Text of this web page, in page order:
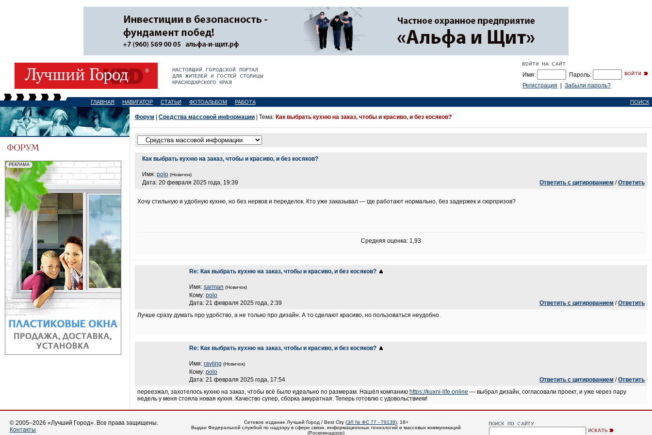
Имя:
Пароль:
Регистрация
Забыли пароль?
ГЛАВНАЯ НАВИГАТОР СТАТЬИ ФОТОАЛЬБОМ РАБОТА ПОИСК
Форум Средства массовой информации | Тема: Как выбрать кухню на заказ, чтобы и красиво, и без косяков?
Как выбрать кухню на заказ, чтобы и красиво, и без косяков?
Имя: polo (Новичок)
Дата: 20 февраля 2025 года, 19:39 Ответить с цитированием /Ответить
Хочу стильную и удобную кухню, но без нервов и переделок. Кто уже заказывал — где работают нормально, без задержек и сюрпризов?
Средняя оценка: 1,93
Re: Как выбрать кухню на заказ, чтобы и красиво, и без косяков?
Имя: sarman (Новичок)
Кому: polo
Дата: 21 февраля 2025 года, 2:39
Ответить с цитированием /Ответить
Лучше сразу думать про удобство, а не только про дизайн. А то сделают красиво, но пользоваться неудобно.
Re: Как выбрать кухню на заказ, чтобы и красиво, и без косяков?
Имя: raviing (Новичок)
Кому: polo
Дата: 21 февраля 2025 года, 17:54
Ответить с цитированием /Ответить
переезжал, захотелось кухню на заказ, чтобы всё было идеально по размерам. Нашёл компанию https://kuxni-life.online — выбрал дизайн, согласовали проект, и уже через пару
недель у меня стояла новая кухня. Качество супер, сборка аккуратная. Теперь готовлю с удовольствием!
© 2005–2026 «Лучший Город». Все права защищены.
Контакты
Сетевое издание Лучший Город / Best City (ЭЛ № ФС 77 - 79138), 18+
Выдан Федеральной службой по надзору в сфере связи, информационных технологий и массовых коммуникаций
(Роскомнадзор)